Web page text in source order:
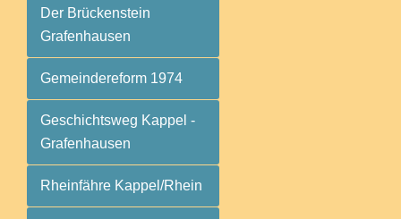
Der Brückenstein
Grafenhausen
Gemeindereform 1974
Geschichtsweg Kappel -
Grafenhausen
Rheinfähre Kappel/Rhein